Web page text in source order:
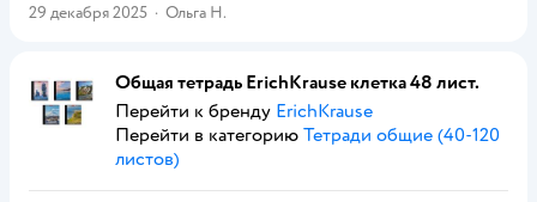
29 декабря 2025 · Ольга Н.
Общая тетрадь ErichKrause клетка 48 лист.
Перейти к бренду ErichKrause
Перейти в категорию Тетради общие (40-120
листов)